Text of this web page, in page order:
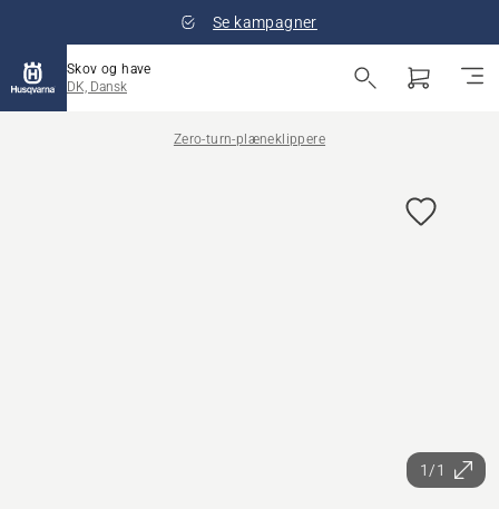
Se kampagner
Skov og have
DK, Dansk
Zero-turn-plæneklippere
1/1